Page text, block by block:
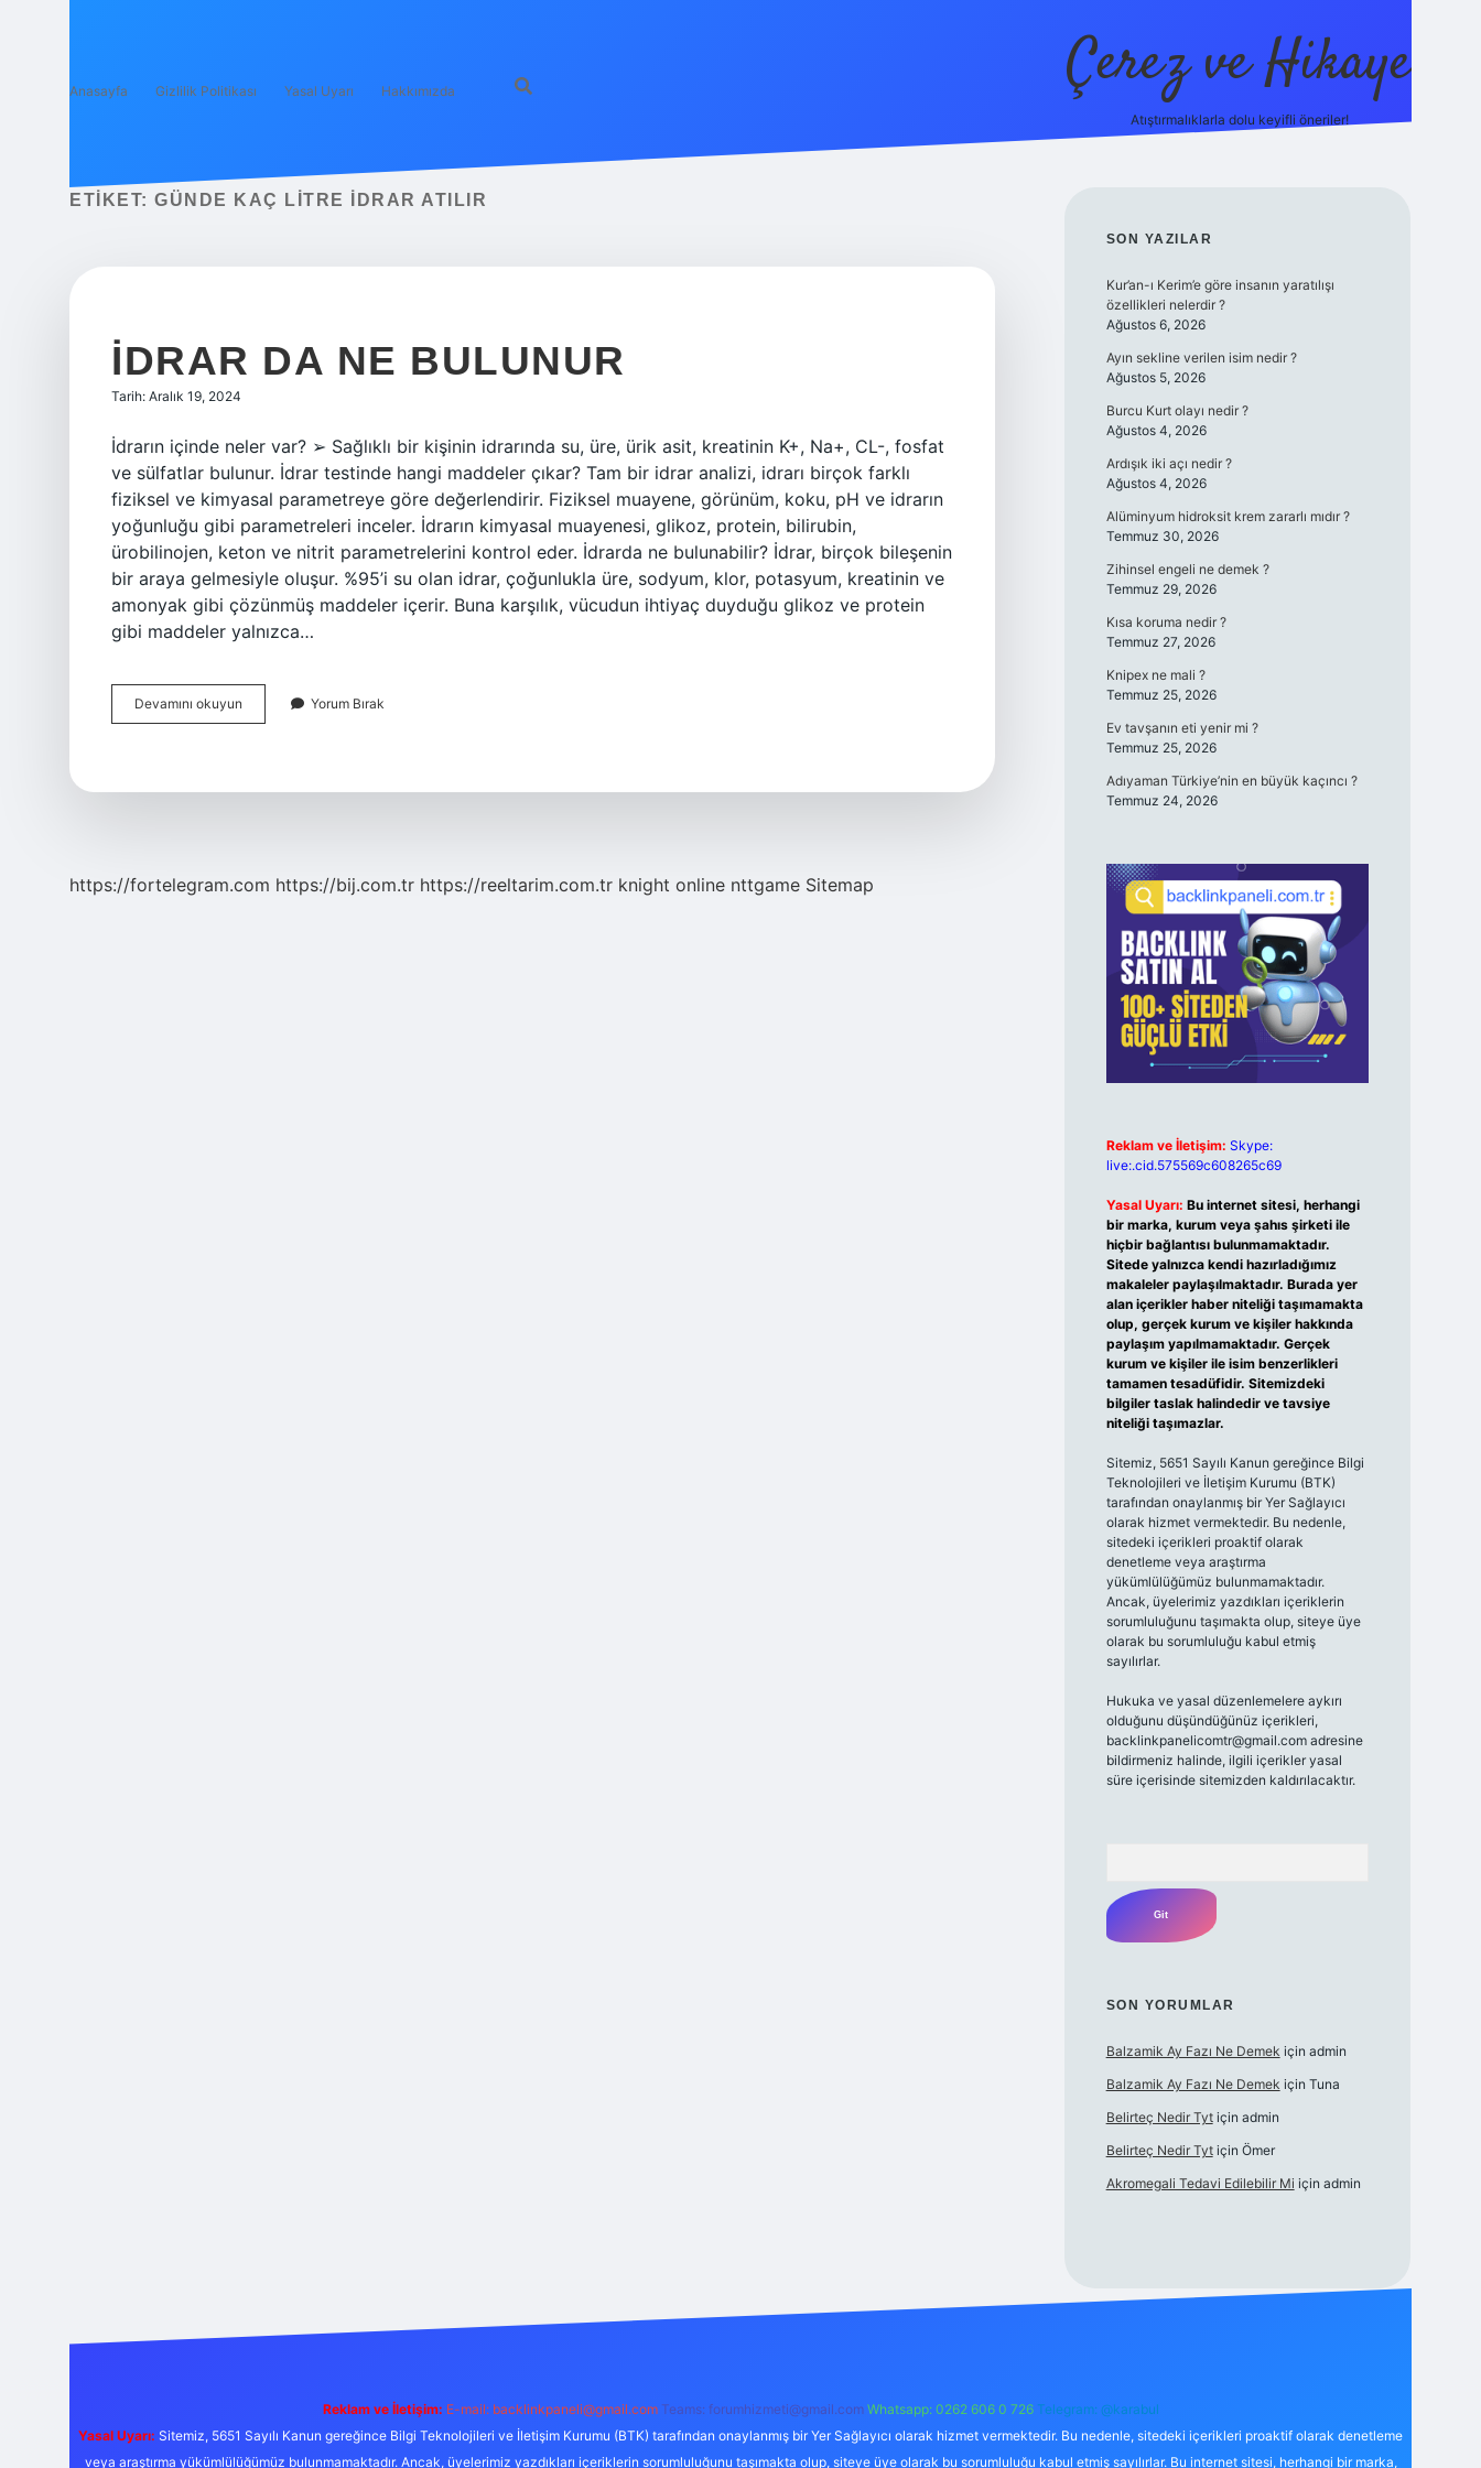
Anasayfa Gizlilik Politikası Yasal Uyarı Hakkımızda Çerez ve Hikaye
Atıştırmalıklarla dolu keyifli öneriler!
ETIKET: GÜNDE KAÇ LITRE IDRAR ATILIR
İDRAR DA NE BULUNUR
Tarih: Aralık 19, 2024
İdrarın içinde neler var? ➢ Sağlıklı bir kişinin idrarında su, üre, ürik asit, kreatinin K+, Na+, CL-, fosfat
ve sülfatlar bulunur. İdrar testinde hangi maddeler çıkar? Tam bir idrar analizi, idrarı birçok farklı
fiziksel ve kimyasal parametreye göre değerlendirir. Fiziksel muayene, görünüm, koku, pH ve idrarın
yoğunluğu gibi parametreleri inceler. İdrarın kimyasal muayenesi, glikoz, protein, bilirubin,
ürobilinojen, keton ve nitrit parametrelerini kontrol eder. İdrarda ne bulunabilir? İdrar, birçok bileşenin
bir araya gelmesiyle oluşur. %95’i su olan idrar, çoğunlukla üre, sodyum, klor, potasyum, kreatinin ve
amonyak gibi çözünmüş maddeler içerir. Buna karşılık, vücudun ihtiyaç duyduğu glikoz ve protein
gibi maddeler yalnızca…
Devamını okuyun
Da
Yorum Bırak
https://fortelegram.com https://bij.com.tr https://reeltarim.com.tr knight online nttgame Sitemap
SIDEBAR
SON YAZILAR
Kur’an-ı Kerim’e göre insanın yaratılışı
özellikleri nelerdir ?
Ağustos 6, 2026
Ayın sekline verilen isim nedir ?
Ağustos 5, 2026
Burcu Kurt olayı nedir ?
Ağustos 4, 2026
Ardışık iki açı nedir ?
Ağustos 4, 2026
Alüminyum hidroksit krem zararlı mıdır ?
Temmuz 30, 2026
Zihinsel engeli ne demek ?
Temmuz 29, 2026
Kısa koruma nedir ?
Temmuz 27, 2026
Knipex ne mali ?
Temmuz 25, 2026
Ev tavşanın eti yenir mi ?
Temmuz 25, 2026
Adıyaman Türkiye’nin en büyük kaçıncı ?
Temmuz 24, 2026
Reklam ve İletişim: Skype:
live:.cid.575569c608265c69
Yasal Uyarı: Bu internet sitesi, herhangi
bir marka, kurum veya şahıs şirketi ile
hiçbir bağlantısı bulunmamaktadır.
Sitede yalnızca kendi hazırladığımız
makaleler paylaşılmaktadır. Burada yer
alan içerikler haber niteliği taşımamakta
olup, gerçek kurum ve kişiler hakkında
paylaşım yapılmamaktadır. Gerçek
kurum ve kişiler ile isim benzerlikleri
tamamen tesadüfidir. Sitemizdeki
bilgiler taslak halindedir ve tavsiye
niteliği taşımazlar.
Sitemiz, 5651 Sayılı Kanun gereğince Bilgi
Teknolojileri ve İletişim Kurumu (BTK)
tarafından onaylanmış bir Yer Sağlayıcı
olarak hizmet vermektedir. Bu nedenle,
sitedeki içerikleri proaktif olarak
denetleme veya araştırma
yükümlülüğümüz bulunmamaktadır.
Ancak, üyelerimiz yazdıkları içeriklerin
sorumluluğunu taşımakta olup, siteye üye
olarak bu sorumluluğu kabul etmiş
sayılırlar.
Hukuka ve yasal düzenlemelere aykırı
olduğunu düşündüğünüz içerikleri,
backlinkpanelicomtr@gmail.comadresine
bildirmeniz halinde, ilgili içerikler yasal
süre içerisinde sitemizden kaldırılacaktır.
SON YORUMLAR
Balzamik Ay Fazı Ne Demek için admin
Balzamik Ay Fazı Ne Demek için Tuna
Belirteç Nedir Tytiçin admin
Belirteç Nedir Tytiçin Ömer
Akromegali Tedavi Edilebilir Mi için admin
Reklam ve İletişim: E-mail: backlinkpaneli@gmail.com Teams: forumhizmeti@gmail.com Whatsapp: 0262 606 0 726 Telegram: @karabul
Yasal Uyarı: Sitemiz, 5651 Sayılı Kanun gereğince Bilgi Teknolojileri ve İletişim Kurumu (BTK) tarafından onaylanmış bir Yer Sağlayıcı olarak hizmet vermektedir. Bu nedenle, sitedeki içerikleri proaktif olarak denetleme
veya araştırma yükümlülüğümüz bulunmamaktadır. Ancak, üyelerimiz yazdıkları içeriklerin sorumluluğunu taşımakta olup, siteye üye olarak bu sorumluluğu kabul etmiş sayılırlar. Bu internet sitesi, herhangi bir marka,